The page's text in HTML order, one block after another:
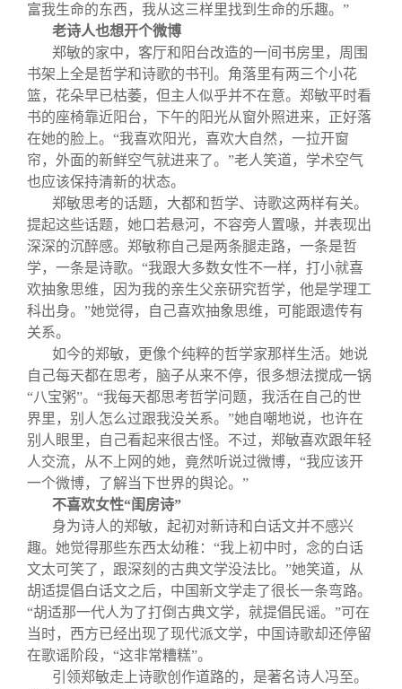
富我生命的东西，我从这三样里找到生命的乐趣。”
老诗人也想开个微博
郑敏的家中，客厅和阳台改造的一间书房里，周围
书架上全是哲学和诗歌的书刊。角落里有两三个小花
篮，花朵早已枯萎，但主人似乎并不在意。郑敏平时看
书的座椅靠近阳台，下午的阳光从窗外照进来，正好落
在她的脸上。“我喜欢阳光，喜欢大自然，一拉开窗
帘，外面的新鲜空气就进来了。”老人笑道，学术空气
也应该保持清新的状态。
郑敏思考的话题，大都和哲学、诗歌这两样有关。
提起这些话题，她口若悬河，不容旁人置喙，并表现出
深深的沉醉感。郑敏称自己是两条腿走路，一条是哲
学，一条是诗歌。“我跟大多数女性不一样，打小就喜
欢抽象思维，因为我的亲生父亲研究哲学，他是学理工
科出身。”她觉得，自己喜欢抽象思维，可能跟遗传有
关系。
如今的郑敏，更像个纯粹的哲学家那样生活。她说
自己每天都在思考，脑子从来不停，很多想法搅成一锅
“八宝粥”。“我每天都思考哲学问题，我活在自己的世
界里，别人怎么过跟我没关系。”她自嘲地说，也许在
别人眼里，自己看起来很古怪。不过，郑敏喜欢跟年轻
人交流，从不上网的她，竟然听说过微博，“我应该开
一个微博，了解当下世界的舆论。”
不喜欢女性“闺房诗”
身为诗人的郑敏，起初对新诗和白话文并不感兴
趣。她觉得那些东西太幼稚：“我上初中时，念的白话
文太可笑了，跟深刻的古典文学没法比。”她笑道，从
胡适提倡白话文之后，中国新文学走了很长一条弯路。
“胡适那一代人为了打倒古典文学，就提倡民谣。”可在
当时，西方已经出现了现代派文学，中国诗歌却还停留
在歌谣阶段，“这非常糟糕”。
引领郑敏走上诗歌创作道路的，是著名诗人冯至。